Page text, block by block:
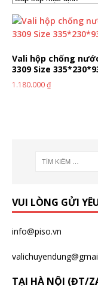
Vali hộp chống
3309 Size
1.180.000₫
VUI LÒNG GỬI
info@piso.vn
TẠI HÀ NỘI (ĐT/